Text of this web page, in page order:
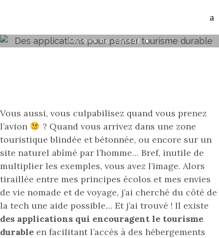
AUTOUR DU VOYAGE 🧳
Vous aussi, vous culpabilisez quand vous prenez
l’avion
? Quand vous arrivez dans une zone
touristique blindée et bétonnée, ou encore sur un
site naturel abîmé par l’homme… Bref, inutile de
multiplier les exemples, vous avez l’image. Alors
tiraillée entre mes principes écolos et mes envies
de vie nomade et de voyage, j’ai cherché du côté de
la tech une aide possible… Et j’ai trouvé ! Il existe
des applications qui encouragent le tourisme
durable en facilitant l’accès à des hébergements